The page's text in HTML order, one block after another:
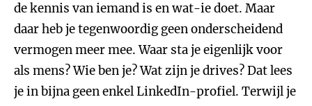
de kennis van iemand is en wat-ie doet. Maar
daar heb je tegenwoordig geen onderscheidend
vermogen meer mee. Waar sta je eigenlijk voor
als mens? Wie ben je? Wat zijn je drives? Dat lees
je in bijna geen enkel LinkedIn-profiel. Terwijl je